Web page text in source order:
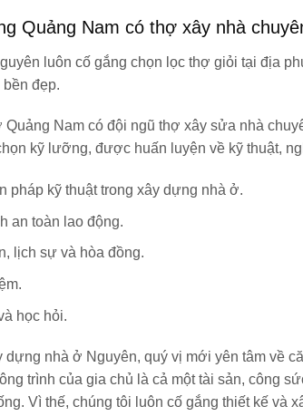
Quảng Nam có thợ xây nhà
luôn cố gắng chọn lọc thợ giỏi tại địa
đẹp.
Nam có đội ngũ thợ xây sửa nhà
kỹ lưỡng, được huấn luyện về kỹ thuật,
pháp kỹ thuật trong xây dựng nhà ở.
an toàn lao động.
lịch sự và hòa đồng.
học hỏi.
nhà ở Nguyên, quý vị mới yên tâm về
trình của gia chủ là cả một tài sản, công
Vì thế, chúng tôi luôn cố gắng thiết kế và